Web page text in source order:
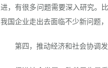
进，有很多问题需要深入研究。
我国企业走出去面临不少新问题
第四，推动经济和社会协调发